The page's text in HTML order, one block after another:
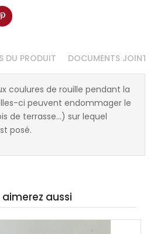
DU PRODUIT DOCUMENTS JOINTS
coulures de rouille pendant la
ci peuvent endommager le
de terrasse...) sur lequel
posé.
aussi